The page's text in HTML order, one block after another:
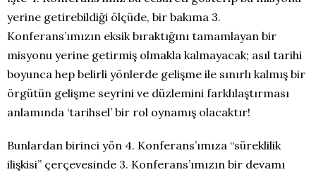
yerine getirebildiği ölçüde, bir bakıma 3.
Konferans’ımızın eksik bıraktığını tamamlayan bir
misyonu yerine getirmiş olmakla kalmayacak; asıl tarihi
boyunca hep belirli yönlerde gelişme ile sınırlı kalmış bir
örgütün gelişme seyrini ve düzlemini farklılaştırması
anlamında ‘tarihsel’ bir rol oynamış olacaktır!
Bunlardan birinci yön 4. Konferans’ımıza “süreklilik
ilişkisi” çerçevesinde 3. Konferans’ımızın bir devamı